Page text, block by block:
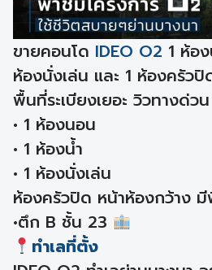
ขายคอนโด IDEO O2 1 ห้อ
ห้องนั่งเล่น และ 1 ห้องครัว
พื้นที่ระเบียงเยอะ วิวทางด่วน
• 1 ห้องนอน
• 1 ห้องน้ำ
• 1 ห้องนั่งเล่น
ห้องครัวปิด หน้าห้องกว้าง มี
•ตึก B ชั้น 23
ทำเลที่ตั้ง